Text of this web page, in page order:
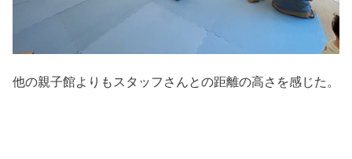
他の親子館よりもスタッフさんとの距離の高さを感じた。